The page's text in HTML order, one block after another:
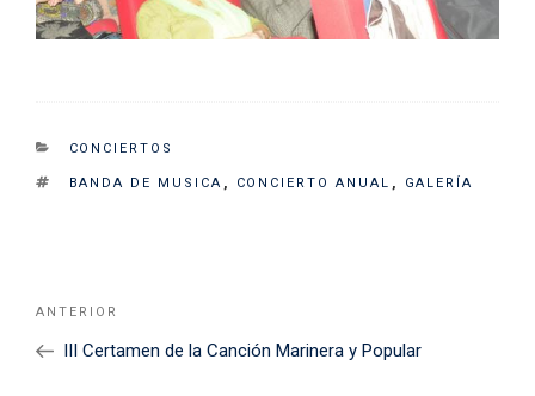
CATEGORIES
CONCIERTOS
TAGS
BANDA DE MUSICA , CONCIERTO ANUAL , GALERÍA
Navegación
entradas
Noticia
Anterior
ANTERIOR
III Certamen de la Canción Marinera y Popular